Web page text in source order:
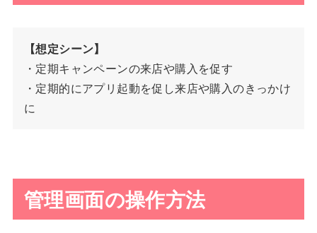
【想定シーン】
・定期キャンペーンの来店や購入を促す
・定期的にアプリ起動を促し来店や購入のきっかけ
に
管理画面の操作方法